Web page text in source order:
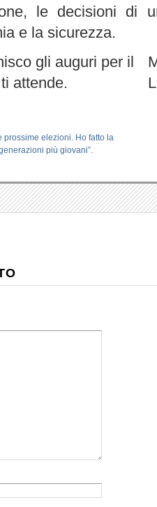
le decisioni di
e la sicurezza.
gli auguri per il
attende.
prossime elezioni. Ho fatto la
più giovani”.